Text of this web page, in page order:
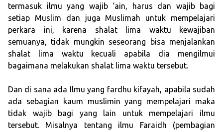
termasuk ilmu yang wajib ‘ain, harus dan wajib bagi
setiap Muslim dan juga Muslimah untuk mempelajari
perkara ini, karena shalat lima waktu kewajiban
semuanya, tidak mungkin seseorang bisa menjalankan
shalat lima waktu kecuali apabila dia mengilmui
bagaimana melakukan shalat lima waktu tersebut.
Dan di sana ada Ilmu yang fardhu kifayah, apabila sudah
ada sebagian kaum muslimin yang mempelajari maka
tidak wajib bagi yang lain untuk mempelajari ilmu
tersebut. Misalnya tentang ilmu Faraidh (pembagian